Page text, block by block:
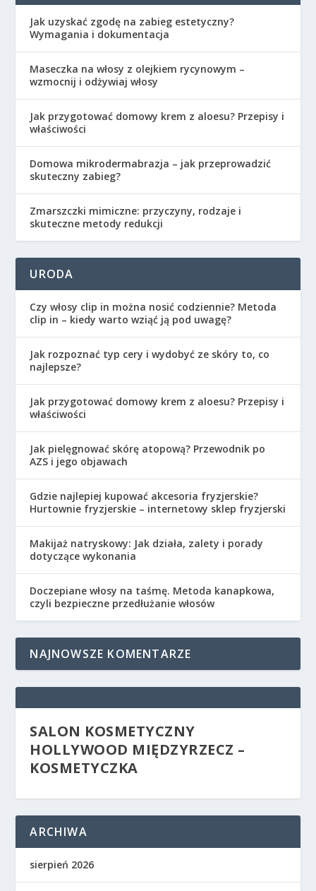
Jak uzyskać zgodę na zabieg estetyczny?
Wymagania i dokumentacja
Maseczka na włosy z olejkiem rycynowym –
wzmocnij i odżywiaj włosy
Jak przygotować domowy krem z aloesu? Przepisy i
właściwości
Domowa mikrodermabrazja – jak przeprowadzić
skuteczny zabieg?
Zmarszczki mimiczne: przyczyny, rodzaje i
skuteczne metody redukcji
URODA
Czy włosy clip in można nosić codziennie? Metoda
clip in – kiedy warto wziąć ją pod uwagę?
Jak rozpoznać typ cery i wydobyć ze skóry to, co
najlepsze?
Jak przygotować domowy krem z aloesu? Przepisy i
właściwości
Jak pielęgnować skórę atopową? Przewodnik po
AZS i jego objawach
Gdzie najlepiej kupować akcesoria fryzjerskie?
Hurtownie fryzjerskie – internetowy sklep fryzjerski
Makijaż natryskowy: Jak działa, zalety i porady
dotyczące wykonania
Doczepiane włosy na taśmę. Metoda kanapkowa,
czyli bezpieczne przedłużanie włosów
NAJNOWSZE KOMENTARZE
SALON KOSMETYCZNY
HOLLYWOOD MIĘDZYRZECZ –
KOSMETYCZKA
ARCHIWA
sierpień 2026